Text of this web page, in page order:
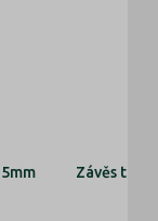
Závěs